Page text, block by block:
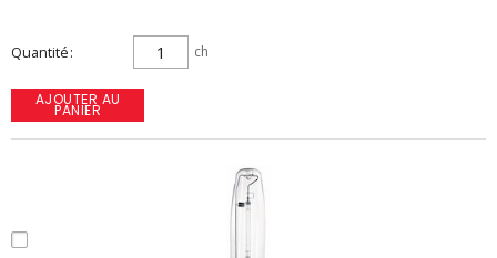
Quantité ch
AJOUTER AU
PANIER